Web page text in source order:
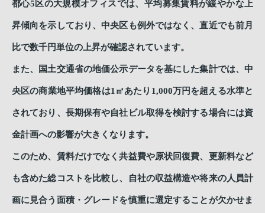
都心5区の大規模オフィスでは、平均募集賃料が緩やかな上
昇傾向を示しており、中央区も例外ではなく、直近でも前月
比で数千円単位の上昇が確認されています。
また、国土交通省の地価公示データを基にした集計では、中
央区の商業地平均価格は1㎡あたり1,000万円を超える水準と
されており、長期保有や自社ビル取得を検討する場合には資
金計画への影響が大きくなります。
このため、賃料だけでなく共益費や原状回復費、更新料など
も含めた総コストを比較し、自社の収益構造や将来の人員計
画に見合う面積・グレードを慎重に選定することが欠かせま